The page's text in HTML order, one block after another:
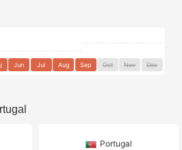
Jun Jul Aug Sep Oct Nov Dec
Portugal